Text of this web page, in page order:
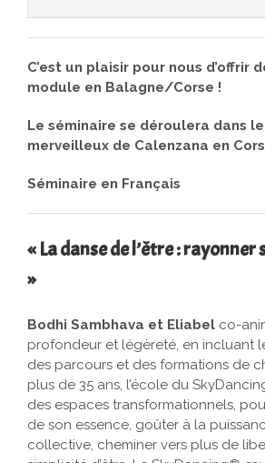
C’est un plaisir pour nous d’offrir
module en Balagne/Corse !
Le séminaire se déroulera dans le
merveilleux de Calenzana en Corse
Séminaire en Français
« La danse de l’être : rayonner
Bodhi Sambhava et Eliabelco-
profondeur et légèreté, en incluant
des parcours et des formations de
plus de 35 ans, l’école du
des espaces transformationnels,
de son essence, goûter à la